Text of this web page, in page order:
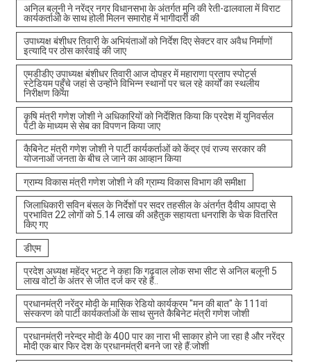
अनिल बलूनी ने नरेंद्र नगर विधानसभा के अंतर्गत मुनि की रेती-ढालवाला में विराट
कार्यकर्ताओ के साथ होली मिलन समारोह में भागीदारी की
उपाध्यक्ष बंशीधर तिवारी के अभियंताओं को निर्देश दिए सेक्टर वार अवैध निर्माणों
इत्यादि पर ठोस कार्रवाई की जाए
एमडीडीए उपाध्यक्ष बंशीधर तिवारी आज दोपहर में महाराणा प्रताप स्पोर्ट्स
स्टेडियम पहुँचे जहां से उन्होंने विभिन्न स्थानों पर चल रहे कार्यों का स्थलीय
निरीक्षण किया
कृषि मंत्री गणेश जोशी ने अधिकारियों को निर्देशित किया कि प्रदेश में युनिवर्सल
पेटी के माध्यम से सेब का विपणन किया जाए
कैबिनेट मंत्री गणेश जोशी ने पार्टी कार्यकर्ताओं को केंद्र एवं राज्य सरकार की
योजनाओं जनता के बीच ले जाने का आव्हान किया
ग्राम्य विकास मंत्री गणेश जोशी ने की ग्राम्य विकास विभाग की समीक्षा
जिलाधिकारी सविन बंसल के निर्देशों पर सदर तहसील के अंतर्गत दैवीय आपदा से
प्रभावित 22 लोगों को 5.14 लाख की अहैतुक सहायता धनराशि के चेक वितरित
किए गए
डीएम
प्रदेश अध्यक्ष महेंद्र भट्ट ने कहा कि गढ़वाल लोक सभा सीट से अनिल बलूनी 5
लाख वोटों के अंतर से जीत दर्ज कर रहे हैं..
प्रधानमंत्री नरेंद्र मोदी के मासिक रेडियो कार्यक्रम "मन की बात" के 111वां
संस्करण को पार्टी कार्यकर्ताओं के साथ सुनते कैबिनेट मंत्री गणेश जोशी
प्रधानमंत्री नरेन्द्र मोदी के 400 पार का नारा भी साकार होने जा रहा है और नरेंद्र
मोदी एक बार फिर देश के प्रधानमंत्री बनने जा रहे हैं:जोशी